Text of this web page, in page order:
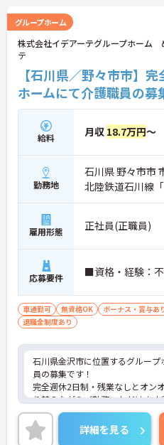
グループホーム
株式会社イデアーテグループホーム
テ
【石川県／野々市市】
ホームにて介護職員の募
給料 月収 18.7万円～
勤務地
石川県 野々市市
北陸鉄道石川線
雇用形態 正社員(正職員)
応募要件 ■資格・経験：
車通勤可 無資格OK ボーナス・賞与あ
退職金制度あり
石川県金沢市に位置するグループ
員の募集です！
完全週休2日制・残業なしとオン
り替えながらご勤務いただけま
ご興味のある方には、面接対策ポ
に詳細をご案内しますのでお気軽
い！
詳細を見る